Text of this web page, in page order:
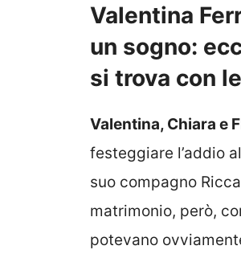
Valentina
un sogno:
si trova con
Valentina, Chiara e
festeggiare l’addio
suo compagno
matrimonio, però,
potevano